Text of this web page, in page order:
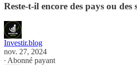
Reste-t-il encore des pays ou
Investir.blog
nov. 27, 2024
∙ Abonné payant